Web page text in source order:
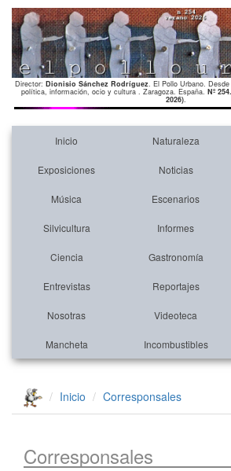
Director: Dionisio Sánchez Rodríguez. El Pollo Urbano.
política, información, ocio y cultura . Zaragoza. España. Nº
2026).
Inicio Naturaleza
Exposiciones Noticias
Música Escenarios
Silvicultura Informes
Ciencia Gastronomía
Entrevistas Reportajes
Nosotras Videoteca
Mancheta Incombustibles
Inicio Corresponsales
Corresponsales